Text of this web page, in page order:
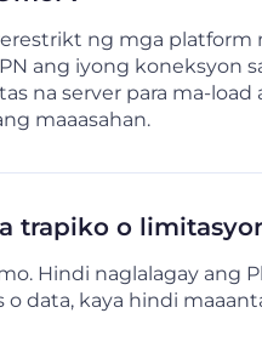
ng mga platform
ang iyong koneksyon
na server para ma-load
maaasahan.
trapiko o
Hindi naglalagay ang
o data, kaya hindi